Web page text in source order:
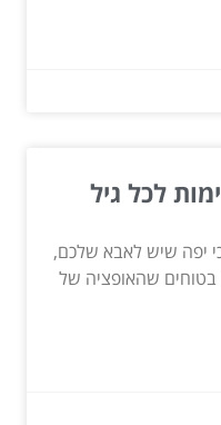
לכל גיל
יפה שיש לאבא שלכם,
בטוחים שהאופציה של